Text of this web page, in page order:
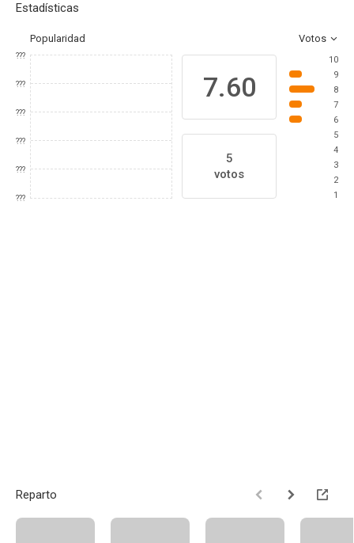
Estadísticas
Popularidad Votos
???
???
???
???
???
???
7.60
5
votos
10
9
8
7
6
5
4
3
2
1
Reparto